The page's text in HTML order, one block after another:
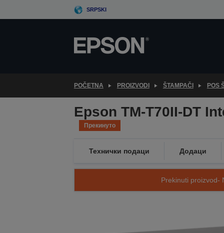
to
SRPSKI
POČETNA PROIZVODI ŠTAMPAČI POS
Epson TM-T70II-DT
Прекинуто
Технички подаци Додаци
Prekinuti proizvod-